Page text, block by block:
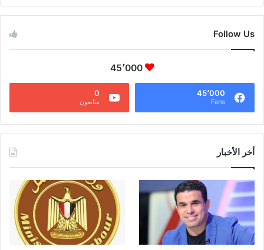
Follow Us
45٬000
45٬000
Fans
0
متابعون
أخر الأخبار